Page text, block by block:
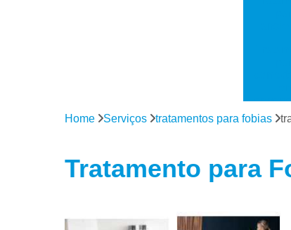
para
Home Serviços tratamentos para fobias
Tratamento para